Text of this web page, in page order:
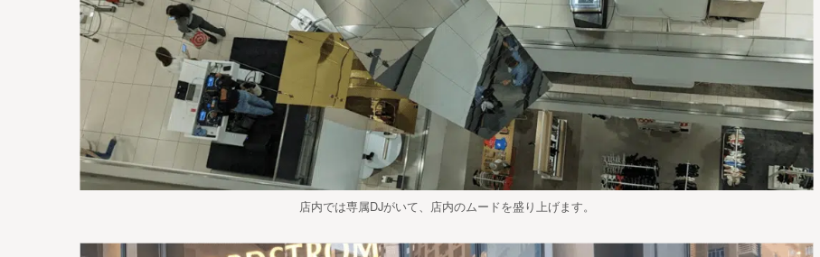
店内では専属DJがいて、店内のムードを盛り上げます。